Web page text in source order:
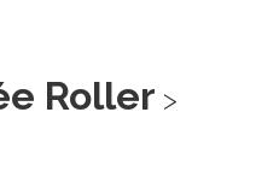
Roller >